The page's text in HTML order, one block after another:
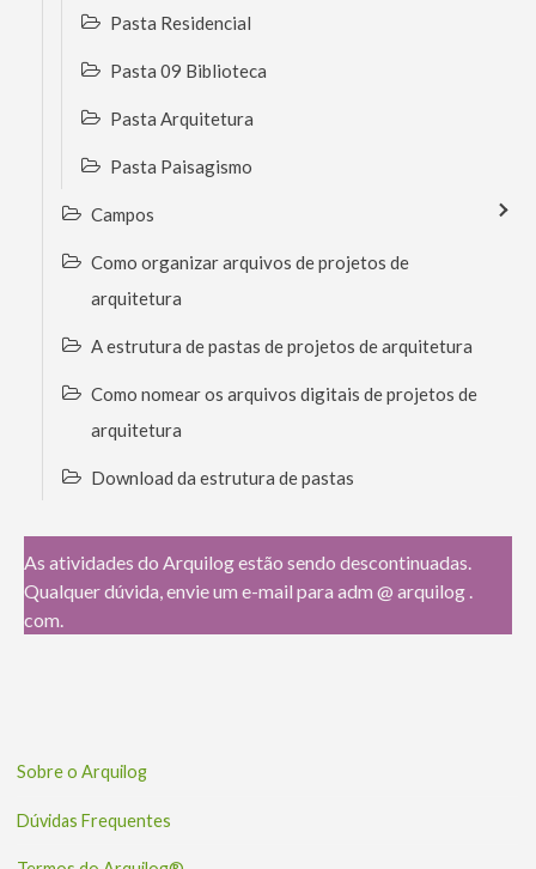
Pasta Residencial
Pasta 09 Biblioteca
Pasta Arquitetura
Pasta Paisagismo
Campos
Como organizar arquivos de projetos de
arquitetura
A estrutura de pastas de projetos de arquitetura
Como nomear os arquivos digitais de projetos de
arquitetura
Download da estrutura de pastas
As atividades do Arquilog estão sendo descontinuadas.
Qualquer dúvida, envie um e-mail para adm @ arquilog .
com.
Sobre o Arquilog
Dúvidas Frequentes